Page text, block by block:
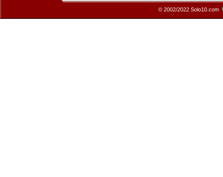
© 2002/2022 Solo10.com